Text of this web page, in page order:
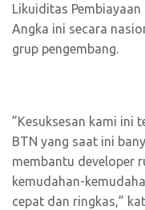
Likuiditas Pembiayaan
Angka ini secara
grup pengembang.
”Kesuksesan kami ini
BTN yang saat ini
membantu developer
kemudahan-
cepat dan ringkas,”